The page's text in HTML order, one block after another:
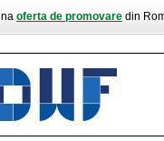
oferta de promovare din